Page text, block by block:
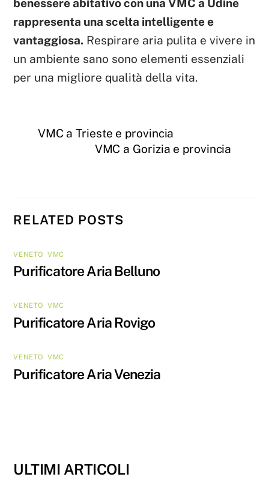
benessere abitativo con una VMC a Udine
rappresenta una scelta intelligente e
vantaggiosa. Respirare aria pulita e vivere in
un ambiente sano sono elementi essenziali
per una migliore qualità della vita.
VMC a Trieste e provincia
VMC a Gorizia e provincia
RELATED POSTS
VENETO ,VMC
Purificatore Aria Belluno
VENETO ,VMC
Purificatore Aria Rovigo
VENETO ,VMC
Purificatore Aria Venezia
ULTIMI ARTICOLI